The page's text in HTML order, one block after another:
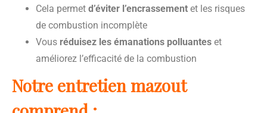
Cela permet d’éviter l’encrassement et les risques
de combustion incomplète
Vous réduisez les émanations polluantes et
améliorez l’efficacité de la combustion
Notre entretien mazout